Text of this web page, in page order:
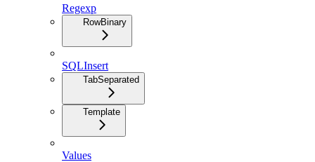
Regexp
RowBinary
SQLInsert
TabSeparated
Template
Values